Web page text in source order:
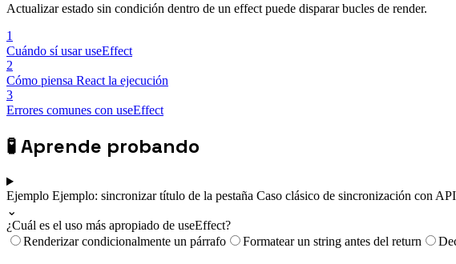
Actualizar estado sin condición dentro de un effect puede disparar bucles de render.
1
Cuándo sí usar useEffect
2
Cómo piensa React la ejecución
3
Errores comunes con useEffect
🧪Aprende probando
Ejemplo Ejemplo: sincronizar título de la pestaña Caso clásico de sincronización con
⌄
¿Cuál es el uso más apropiado de useEffect?
Renderizar condicionalmente un párrafo
Formatear un string antes del return